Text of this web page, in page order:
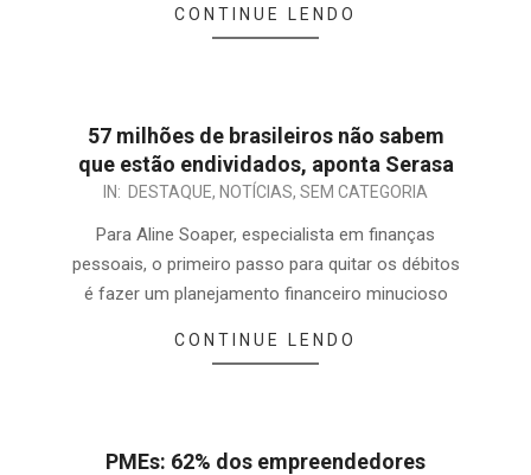
CONTINUE LENDO
57 milhões de brasileiros não sabem
que estão endividados, aponta Serasa
IN: DESTAQUE, NOTÍCIAS, SEM CATEGORIA
Para Aline Soaper, especialista em finanças
pessoais, o primeiro passo para quitar os débitos
é fazer um planejamento financeiro minucioso
CONTINUE LENDO
PMEs: 62% dos empreendedores